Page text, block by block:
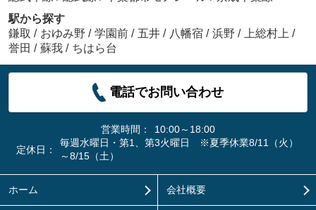
駅から探す
鎌取 / おゆみ野 / 学園前 / 五井 / 八幡宿 / 浜野 / 上総村上 /
誉田 / 蘇我 / ちはら台
電話でお問い合わせ
営業時間：
10:00～18:00
定休日：
毎週水曜日・第1、第3火曜日 ※夏季休業8/11（火）
～8/15（土）
ホーム 会社概要